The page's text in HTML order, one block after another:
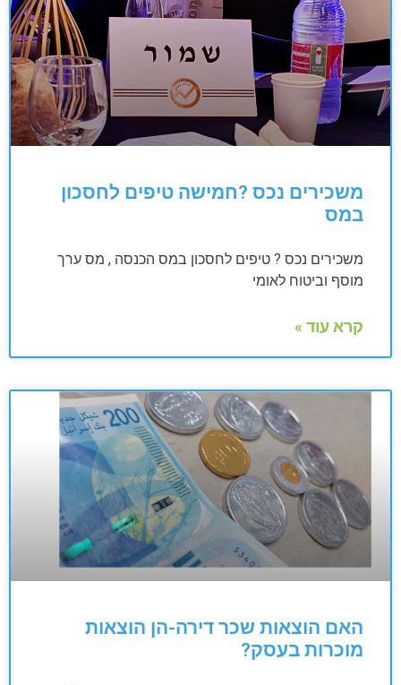
משכירים נכס ?חמישה טיפים לחסכון
במס
משכירים נכס ? טיפים לחסכון במס הכנסה , מס ערך
מוסף וביטוח לאומי
קרא עוד »
האם הוצאות שכר דירה-הן הוצאות
מוכרות בעסק?